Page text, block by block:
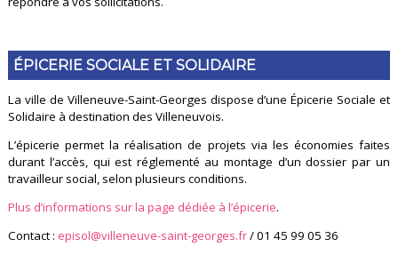
ÉPICERIE SOCIALE ET SOLIDAIRE
La ville de Villeneuve-Saint-Georges dispose d’une Épicerie Sociale et
Solidaire à destination des Villeneuvois.
L’épicerie permet la réalisation de projets via les économies faites
durant l’accès, qui est réglementé au montage d’un dossier par un
travailleur social, selon plusieurs conditions.
Plus d’informations sur la page dédiée à l’épicerie.
Contact : episol@villeneuve-saint-georges.fr/ 01 45 99 05 36